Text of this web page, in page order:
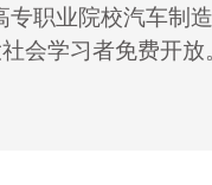
专职业院校汽车制
会学习者免费开放